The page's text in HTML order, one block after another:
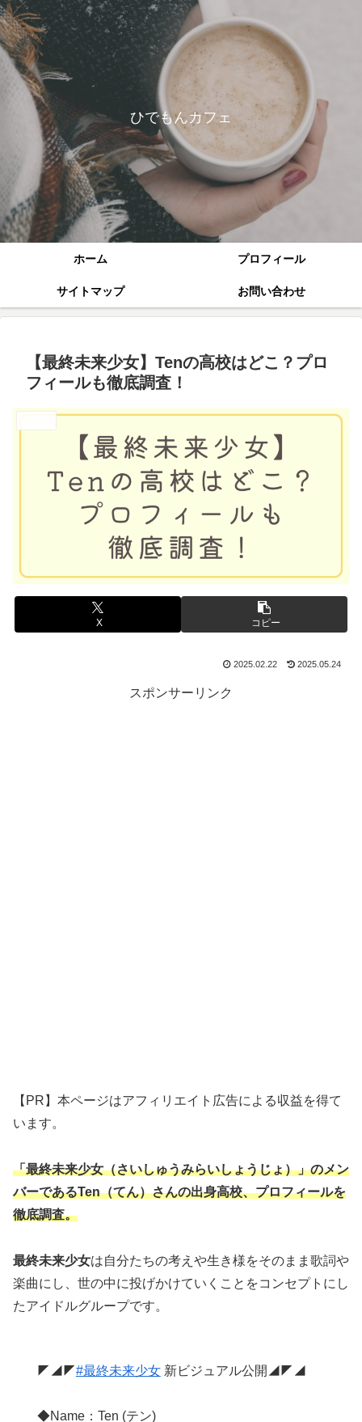
ひでもんカフェ
ホーム プロフィール
サイトマップ お問い合わせ
【最終未来少女】Tenの高校はどこ？プロ
フィールも徹底調査！
X コピー
2025.02.22 2025.05.24
スポンサーリンク
【PR】本ページはアフィリエイト広告による収益を得て
います。
「最終未来少女（さいしゅうみらいしょうじょ）」のメン
バーであるTen（てん）さんの出身高校、プロフィールを
徹底調査。
最終未来少女は自分たちの考えや生き様をそのまま歌詞や
楽曲にし、世の中に投げかけていくことをコンセプトにし
たアイドルグループです。
◤◢◤#最終未来少女新ビジュアル公開◢◤◢
◆Name：Ten (テン)